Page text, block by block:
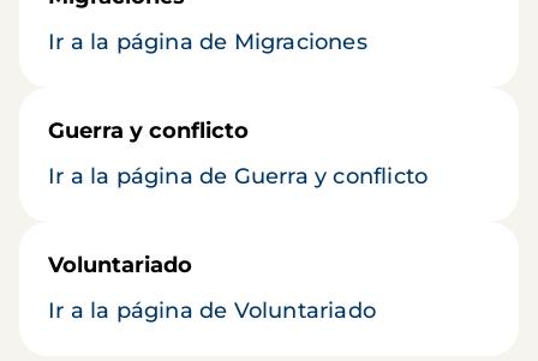
Ir a la página de Migraciones
Guerra y conflicto
Ir a la página de Guerra y conflicto
Voluntariado
Ir a la página de Voluntariado